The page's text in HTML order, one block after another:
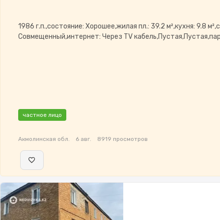
1986 г.п.,состояние: Хорошее,жилая пл.: 39.2 м²,кухня: 9.8
Совмещенный,интернет: Через TV
частное лицо
Акмолинская обл. 6 авг. 8919 просмотров